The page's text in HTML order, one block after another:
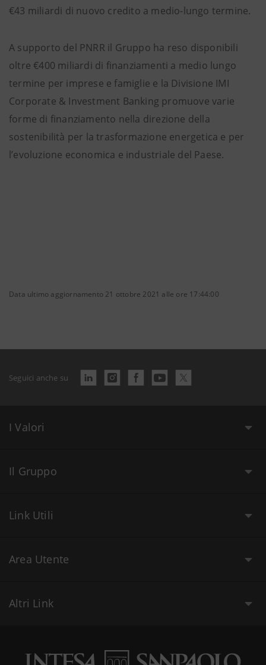
€43 miliardi di nuovo credito a medio-lungo termine.
A supporto del PNRR il Gruppo ha reso disponibili
oltre €400 miliardi di finanziamenti a medio lungo
termine per imprese e famiglie e la Divisione IMI
Corporate & Investment Banking promuove varie
forme di finanziamento nella direzione della
sostenibilità per la trasformazione energetica e per
l’evoluzione economica e industriale del Paese.
Data ultimo aggiornamento 21 ottobre 2021 alle ore 17:44:00
Seguici anche su
I Valori
Il Gruppo
Link Utili
Area Utente
Altri Link